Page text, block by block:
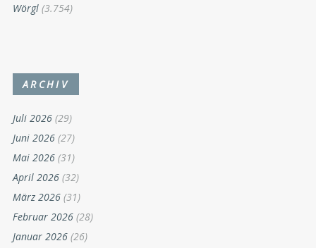
Wörgl (3.754)
ARCHIV
Juli 2026 (29)
Juni 2026 (27)
Mai 2026 (31)
April 2026 (32)
März 2026 (31)
Februar 2026 (28)
Januar 2026 (26)